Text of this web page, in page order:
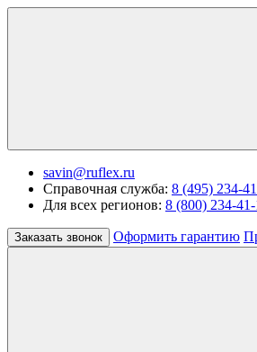
savin@ruflex.ru
Справочная служба: 8 (495) 234-
Для всех регионов: 8 (800) 234-
Заказать звонок Оформить гарантию